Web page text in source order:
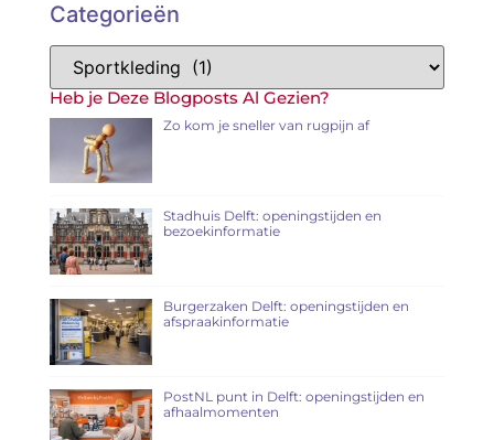
Categorieën
Heb je Deze Blogposts Al Gezien?
Zo kom je sneller van rugpijn af
Stadhuis Delft: openingstijden en
bezoekinformatie
Burgerzaken Delft: openingstijden en
afspraakinformatie
PostNL punt in Delft: openingstijden en
afhaalmomenten